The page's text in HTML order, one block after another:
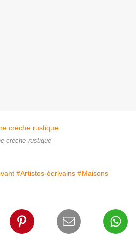
crèche rustique
#Artistes-écrivains #Maisons